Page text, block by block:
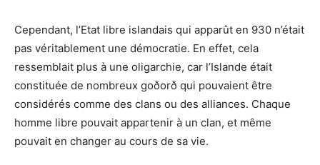
Cependant, l’Etat libre islandais qui apparût en 930 n’était
pas véritablement une démocratie. En effet, cela
ressemblait plus à une oligarchie, car l’Islande était
constituée de nombreux goðorð qui pouvaient être
considérés comme des clans ou des alliances. Chaque
homme libre pouvait appartenir à un clan, et même
pouvait en changer au cours de sa vie.